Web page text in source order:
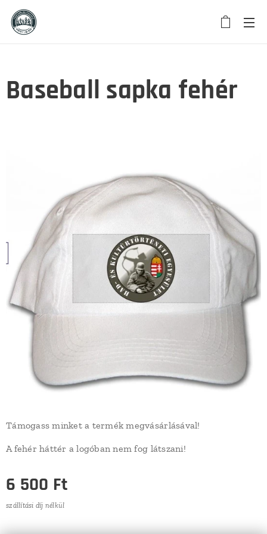
Baseball sapka fehér
Támogass minket a termék megvásárlásával!
A fehér háttér a logóban nem fog látszani!
6 500 Ft
szállítási díj nélkül